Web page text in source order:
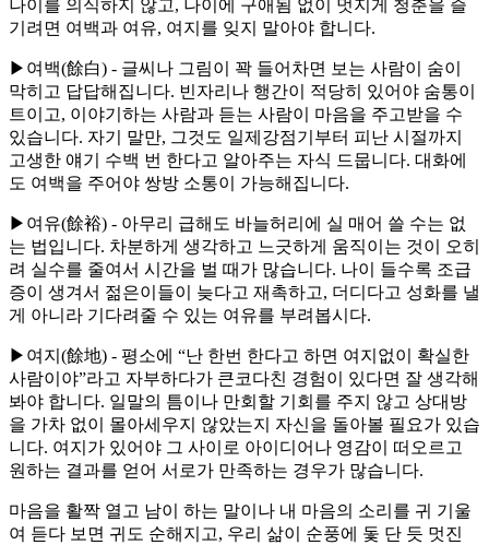
나이를 의식하지 않고, 나이에 구애됨 없이 멋지게 청춘을 즐
기려면 여백과 여유, 여지를 잊지 말아야 합니다.
▶여백(餘白) - 글씨나 그림이 꽉 들어차면 보는 사람이 숨이
막히고 답답해집니다. 빈자리나 행간이 적당히 있어야 숨통이
트이고, 이야기하는 사람과 듣는 사람이 마음을 주고받을 수
있습니다. 자기 말만, 그것도 일제강점기부터 피난 시절까지
고생한 얘기 수백 번 한다고 알아주는 자식 드뭅니다. 대화에
도 여백을 주어야 쌍방 소통이 가능해집니다.
▶여유(餘裕) - 아무리 급해도 바늘허리에 실 매어 쓸 수는 없
는 법입니다. 차분하게 생각하고 느긋하게 움직이는 것이 오히
려 실수를 줄여서 시간을 벌 때가 많습니다. 나이 들수록 조급
증이 생겨서 젊은이들이 늦다고 재촉하고, 더디다고 성화를 낼
게 아니라 기다려줄 수 있는 여유를 부려봅시다.
▶여지(餘地) - 평소에 “난 한번 한다고 하면 여지없이 확실한
사람이야”라고 자부하다가 큰코다친 경험이 있다면 잘 생각해
봐야 합니다. 일말의 틈이나 만회할 기회를 주지 않고 상대방
을 가차 없이 몰아세우지 않았는지 자신을 돌아볼 필요가 있습
니다. 여지가 있어야 그 사이로 아이디어나 영감이 떠오르고
원하는 결과를 얻어 서로가 만족하는 경우가 많습니다.
마음을 활짝 열고 남이 하는 말이나 내 마음의 소리를 귀 기울
여 듣다 보면 귀도 순해지고, 우리 삶이 순풍에 돛 단 듯 멋진